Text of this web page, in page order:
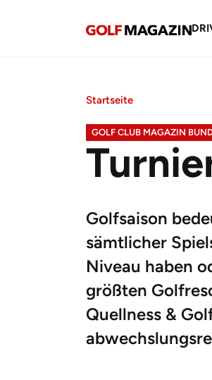
Startseite
GOLF CLUB MAGAZIN
Golfsaison
sämtlicher
Niveau haben
größten
Quellness &